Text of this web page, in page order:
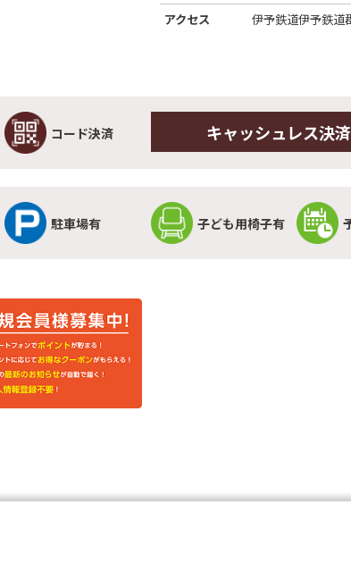
アクセス
伊予鉄道伊予鉄道
コード決済 キャッシュレス決
駐車場有 子ども用椅子有